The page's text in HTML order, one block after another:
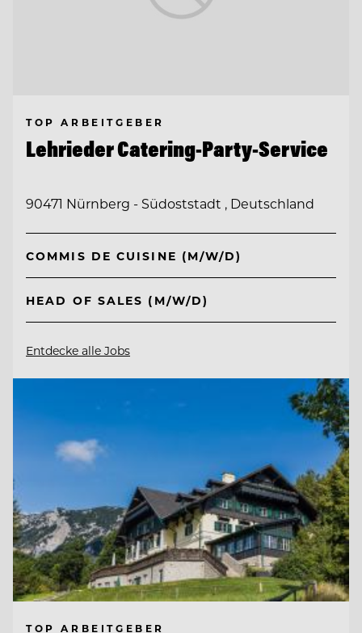
TOP ARBEITGEBER
Lehrieder Catering-Party-Service
90471 Nürnberg - Südoststadt , Deutschland
COMMIS DE CUISINE (M/W/D)
HEAD OF SALES (M/W/D)
Entdecke alle Jobs
TOP ARBEITGEBER